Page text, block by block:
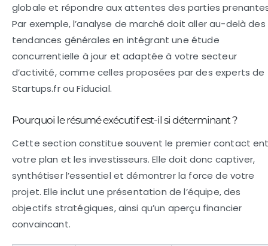
globale et répondre aux attentes des parties
Par exemple, l’analyse de marché doit aller au-delà des
tendances générales en intégrant une étude
concurrentielle à jour et adaptée à votre secteur
d’activité, comme celles proposées par des experts de
Startups.fr ou Fiducial.
Pourquoi le résumé exécutif est-il si déterminant ?
Cette section constitue souvent le premier contact
votre plan et les investisseurs. Elle doit donc captiver,
synthétiser l’essentiel et démontrer la force de votre
projet. Elle inclut une présentation de l’équipe, des
objectifs stratégiques, ainsi qu’un aperçu financier
convaincant.